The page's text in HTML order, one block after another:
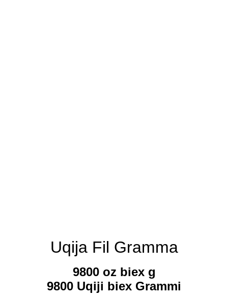
Uqija Fil Gramma
9800 oz biex g
9800 Uqiji biex Grammi